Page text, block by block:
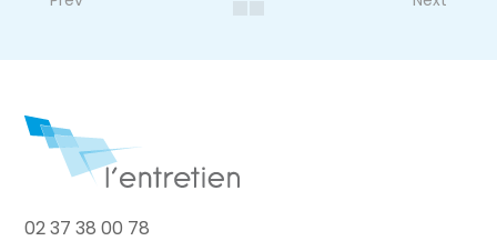
02 37 38 00 78